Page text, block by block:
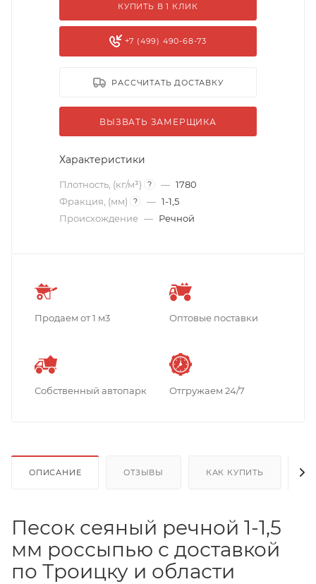
КУПИТЬ В 1 КЛИК
+7 (499) 490-68-73
РАССЧИТАТЬ ДОСТАВКУ
ВЫЗВАТЬ ЗАМЕРЩИКА
Характеристики
Плотность, (кг/м³) ? — 1780
Фракция, (мм)
? — 1-1,5
Происхождение — Речной
Продаем от 1 м3 Оптовые поставки
Собственный автопарк Отгружаем 24/7
ОПИСАНИЕ ОТЗЫВЫ КАК КУПИТЬ
Песок сеяный речной 1-1,5
мм россыпью с доставкой
по Троицку и области